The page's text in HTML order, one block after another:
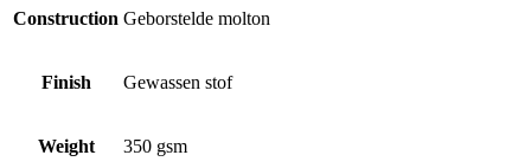
Construction Geborstelde molton
Finish Gewassen stof
Weight 350 gsm